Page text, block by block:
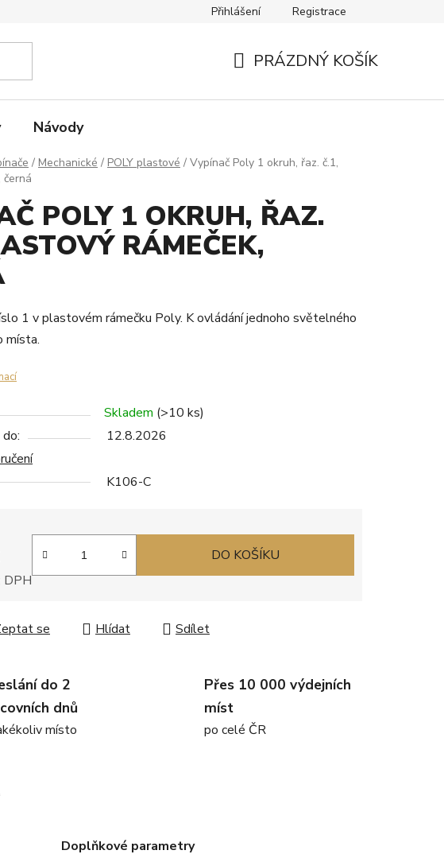
KontaktyPřihlášení Registrace
PRÁZDNÝ KOŠÍK
Návody
/ Mechanické / POLY plastové / Vypínač Poly 1 okruh, řaz. č.1,
černá
POLY 1 OKRUH, ŘAZ.
RÁMEČEK,
1 v plastovém rámečku Poly. K ovládání jednoho světelného
místa.
Skladem (>10 ks)
12.8.2026
K106-C
DPH
DO KOŠÍKU
se Hlídat Sdílet
do 2
dnů
místo
Přes 10 000 výdejních
míst
po celé ČR
Doplňkové parametry